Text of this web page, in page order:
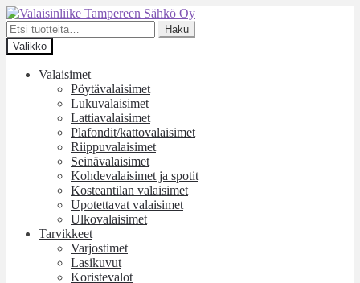
Siirry
navigointiin
Siirry
sisältöön
Etsi:
Haku
Valikko
Valaisimet
Pöytävalaisimet
Lukuvalaisimet
Lattiavalaisimet
Plafondit/kattovalaisimet
Riippuvalaisimet
Seinävalaisimet
Kohdevalaisimet ja spotit
Kosteantilan valaisimet
Upotettavat valaisimet
Ulkovalaisimet
Tarvikkeet
Varjostimet
Lasikuvut
Koristevalot